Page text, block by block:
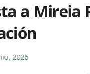
a Mireia
2026